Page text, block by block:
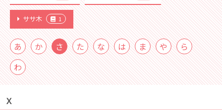
ササ木 1
あ か さ た な は ま や
ら
わ
Ｘ